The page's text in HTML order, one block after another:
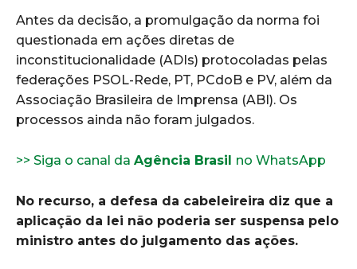
Antes da decisão, a promulgação da norma foi
questionada em ações diretas de
inconstitucionalidade (ADIs) protocoladas pelas
federações PSOL-Rede, PT, PCdoB e PV, além da
Associação Brasileira de Imprensa (ABI). Os
processos ainda não foram julgados.
>> Siga o canal da Agência Brasil no WhatsApp
No recurso, a defesa da cabeleireira diz que a
aplicação da lei não poderia ser suspensa pelo
ministro antes do julgamento das ações.